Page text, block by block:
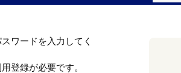
ワードを入力してく
登録が必要です。